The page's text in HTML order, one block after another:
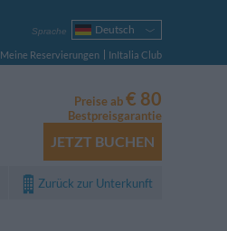
Sprache
Deutsch
Italiano
English
Español
Русский
Português
Polski
Meine Reservierungen
InItalia Club
Preise ab€ 80
Bestpreisgarantie
JETZT BUCHEN
Zurück zur Unterkunft